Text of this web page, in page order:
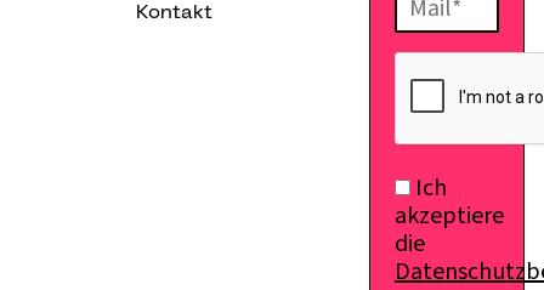
Kontakt
Ich
akzeptiere
die